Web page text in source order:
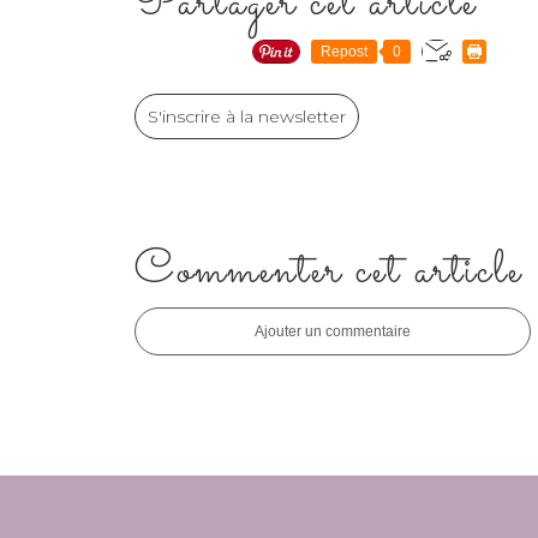
Repost 0
S'inscrire à la newsletter
Commenter cet article
Ajouter un commentaire